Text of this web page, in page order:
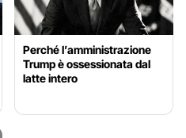
Perché l’amministrazione
Trump è ossessionata dal
latte intero